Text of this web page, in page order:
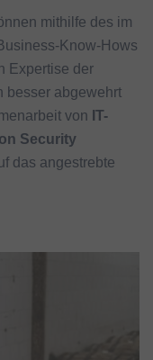
mithilfe des im
Know-Hows
Expertise der
besser abgewehrt
von IT-
Security
das angestrebte